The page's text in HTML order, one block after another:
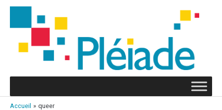
Aller
contenu
Accueil queer